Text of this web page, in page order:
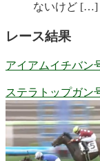
ないけど […]
レース結果
アイアムイチバ
ステラトップガ